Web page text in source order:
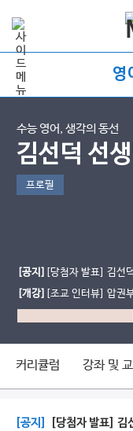
영
수능 영어, 생각의 동선
김선덕 선
프로필
[공지] [당첨자 발표] 김선
기대평 이벤트
[개강] [조교 인터뷰] 압권
서 수능 1등급까지
커리큘럼 강좌 및
[공지] [당첨자 발표] 김